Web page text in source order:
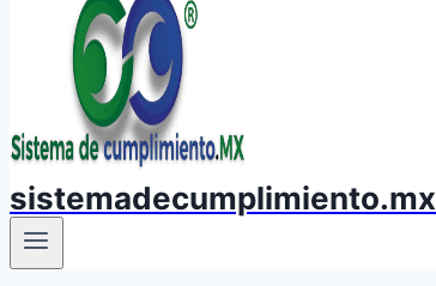
sistemadecumplimiento.mx